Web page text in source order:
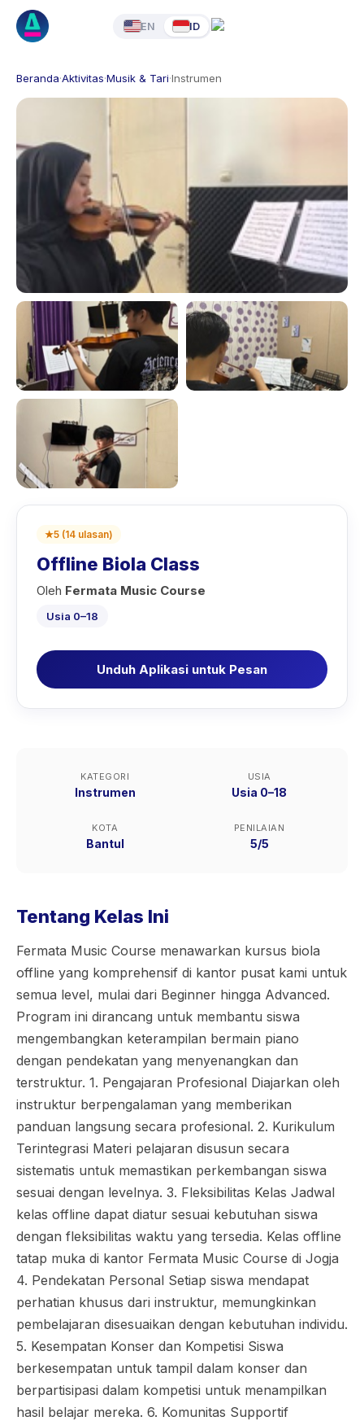
EN ID
Beranda·Aktivitas·Musik & Tari·Instrumen
★5 (14 ulasan)
Offline Biola Class
Oleh Fermata Music Course
Usia 0–18
Unduh Aplikasi untuk Pesan
KATEGORI
Instrumen
USIA
Usia 0–18
KOTA
Bantul
PENILAIAN
5/5
Tentang Kelas Ini
Fermata Music Course menawarkan kursus biola
offline yang komprehensif di kantor pusat kami untuk
semua level, mulai dari Beginner hingga Advanced.
Program ini dirancang untuk membantu siswa
mengembangkan keterampilan bermain piano
dengan pendekatan yang menyenangkan dan
terstruktur. 1. Pengajaran Profesional Diajarkan oleh
instruktur berpengalaman yang memberikan
panduan langsung secara profesional. 2. Kurikulum
Terintegrasi Materi pelajaran disusun secara
sistematis untuk memastikan perkembangan siswa
sesuai dengan levelnya. 3. Fleksibilitas Kelas Jadwal
kelas offline dapat diatur sesuai kebutuhan siswa
dengan fleksibilitas waktu yang tersedia. Kelas offline
tatap muka di kantor Fermata Music Course di Jogja
4. Pendekatan Personal Setiap siswa mendapat
perhatian khusus dari instruktur, memungkinkan
pembelajaran disesuaikan dengan kebutuhan individu.
5. Kesempatan Konser dan Kompetisi Siswa
berkesempatan untuk tampil dalam konser dan
berpartisipasi dalam kompetisi untuk menampilkan
hasil belajar mereka. 6. Komunitas Supportif